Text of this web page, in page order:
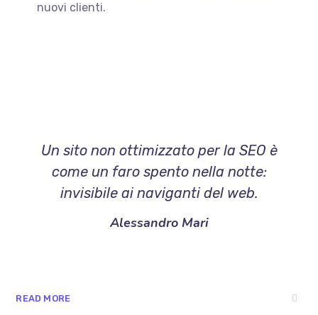
nuovi clienti.
Un sito non ottimizzato per la SEO è
come un faro spento nella notte:
invisibile ai naviganti del web.
Alessandro Mari
READ MORE